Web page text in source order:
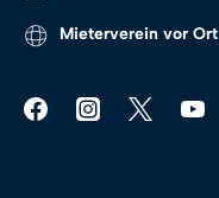
Mieterverein vor Ort